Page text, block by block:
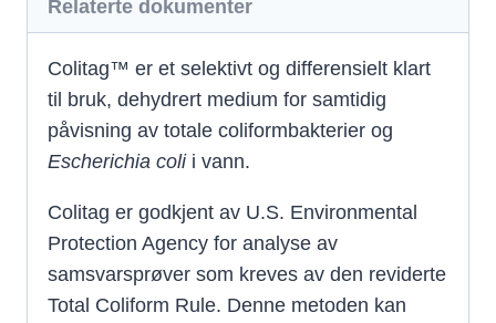
Relaterte dokumenter
Colitag™ er et selektivt og differensielt klart
til bruk, dehydrert medium for samtidig
påvisning av totale coliformbakterier og
Escherichia colii vann.
Colitag er godkjent av U.S. Environmental
Protection Agency for analyse av
samsvarsprøver som kreves av den reviderte
Total Coliform Rule. Denne metoden kan